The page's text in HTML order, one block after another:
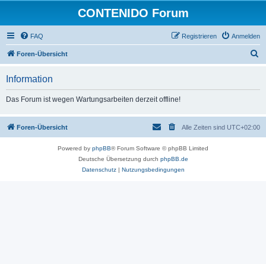
CONTENIDO Forum
FAQ Anmelden
Registrieren
Foren-Übersicht
Information
Das Forum ist wegen Wartungsarbeiten derzeit offline!
Foren-Übersicht Alle Zeiten sind UTC+02:00
Powered by phpBB® Forum Software © phpBB Limited
Deutsche Übersetzung durch phpBB.de
Datenschutz| Nutzungsbedingungen